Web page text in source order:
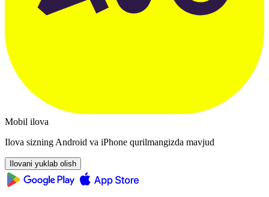
Mobil ilova
Ilova sizning Android va iPhone qurilmangizda mavjud
Ilovani yuklab olish